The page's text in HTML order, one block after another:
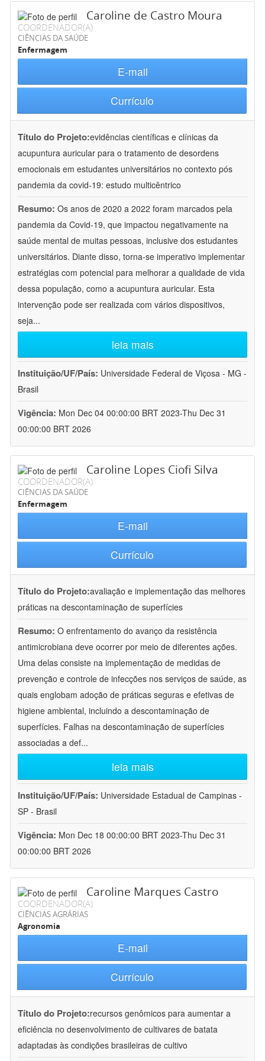
Caroline de Castro Moura
COORDENADOR(A)
CIÊNCIAS DA SAÚDE
Enfermagem
E-mail
Currículo
Título do Projeto:evidências científicas e clínicas da
acupuntura auricular para o tratamento de desordens
emocionais em estudantes universitários no contexto pós
pandemia da covid-19: estudo multicêntrico
Resumo: Os anos de 2020 a 2022 foram marcados pela
pandemia da Covid-19, que impactou negativamente na
saúde mental de muitas pessoas, inclusive dos estudantes
universitários. Diante disso, torna-se imperativo implementar
estratégias com potencial para melhorar a qualidade de vida
dessa população, como a acupuntura auricular. Esta
intervenção pode ser realizada com vários dispositivos,
seja...
leia mais
Instituição/UF/País: Universidade Federal de Viçosa - MG -
Brasil
Vigência: Mon Dec 04 00:00:00 BRT 2023-Thu Dec 31
00:00:00 BRT 2026
Caroline Lopes Ciofi Silva
COORDENADOR(A)
CIÊNCIAS DA SAÚDE
Enfermagem
E-mail
Currículo
Título do Projeto:avaliação e implementação das melhores
práticas na descontaminação de superfícies
Resumo: O enfrentamento do avanço da resistência
antimicrobiana deve ocorrer por meio de diferentes ações.
Uma delas consiste na implementação de medidas de
prevenção e controle de infecções nos serviços de saúde, as
quais englobam adoção de práticas seguras e efetivas de
higiene ambiental, incluindo a descontaminação de
superfícies. Falhas na descontaminação de superfícies
associadas a def...
leia mais
Instituição/UF/País: Universidade Estadual de Campinas -
SP - Brasil
Vigência: Mon Dec 18 00:00:00 BRT 2023-Thu Dec 31
00:00:00 BRT 2026
Caroline Marques Castro
COORDENADOR(A)
CIÊNCIAS AGRÁRIAS
Agronomia
E-mail
Currículo
Título do Projeto:recursos genômicos para aumentar a
eficiência no desenvolvimento de cultivares de batata
adaptadas às condições brasileiras de cultivo